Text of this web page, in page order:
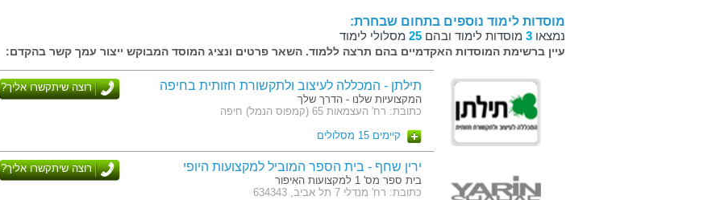
מוסדות לימוד נוספים בתחום שבחרת:
נמצאו 3 מוסדות לימוד ובהם 25 מסלולי לימוד
עיין ברשימת המוסדות האקדמיים בהם תרצה ללמוד. השאר פרטים ונציג המוסד המבוקש ייצור עמך קשר בהקדם:
תילתן - המכללה לעיצוב ולתקשורת חזותית בחיפה
המקצועיות שלנו - הדרך שלך
כתובת: רח' העצמאות 65 (קמפוס הנמל) חיפה
רוצה שיתקשרו אליך?
קיימים 15 מסלולים
ירין שחף - בית הספר המוביל למקצועות היופי
בית ספר מס' 1 למקצועות האיפור
כתובת: רח' מנדלי 7 תל אביב, 634343
רוצה שיתקשרו אליך?